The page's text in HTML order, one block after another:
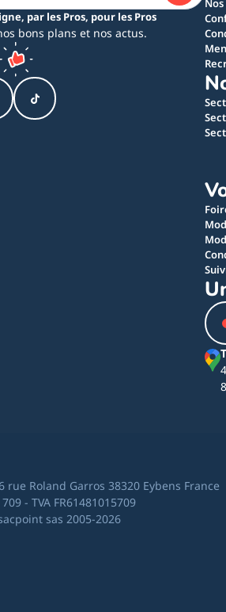
par les Pros, pour les Pros
bons plans et nos actus.
rue Roland Garros 38320 Eybens France
- TVA FR61481015709
sas 2005-2026